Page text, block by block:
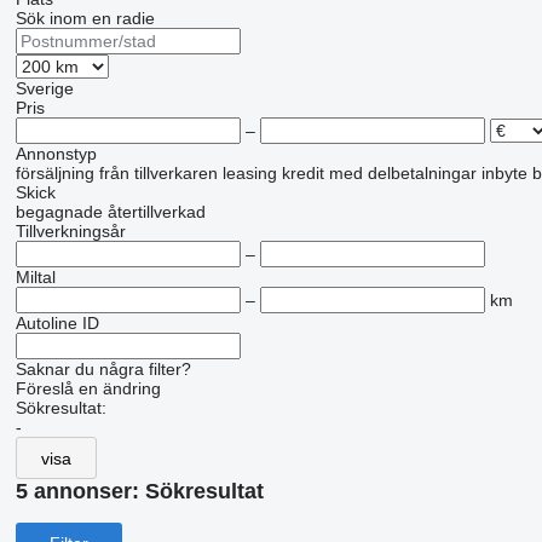
Sök inom en radie
Sverige
Pris
–
Annonstyp
försäljning från tillverkaren leasing kredit med delbetalningar inbyte
Skick
begagnade återtillverkad
Tillverkningsår
–
Miltal
–
km
Autoline ID
Saknar du några filter?
Föreslå en ändring
Sökresultat:
-
visa
5 annonser: Sökresultat